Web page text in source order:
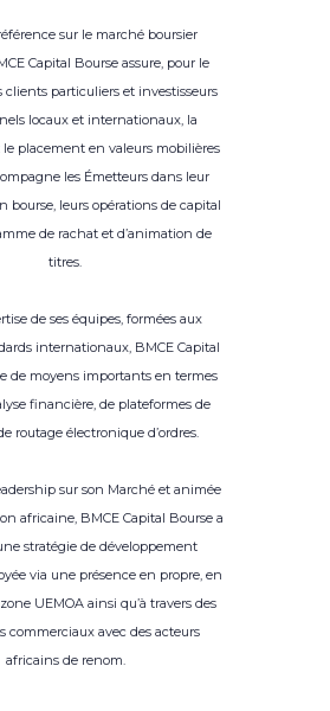
sur le marché boursier
Capital Bourse assure, pour le
clients particuliers et investisseurs
locaux et internationaux, la
placement en valeurs mobilières
les Émetteurs dans leur
bourse, leurs opérations de capital
de rachat et d’animation de
titres.
de ses équipes, formées aux
internationaux, BMCE Capital
de moyens importants en termes
financière, de plateformes de
routage électronique d’ordres.
sur son Marché et animée
africaine, BMCE Capital Bourse a
stratégie de développement
via une présence en propre, en
UEMOA ainsi qu’à travers des
commerciaux avec des acteurs
africains de renom.